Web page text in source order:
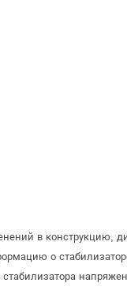
в конструкцию,
о